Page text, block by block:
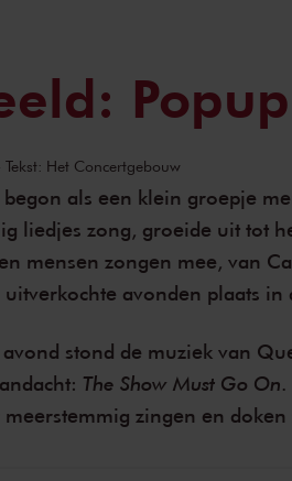
Tekst: Het Concertgebouw
als een klein groepje
liedjes zong, groeide uit tot
mensen zongen mee, van
avonden plaats
avond stond de muziek van
The Show Must Go On
zingen en